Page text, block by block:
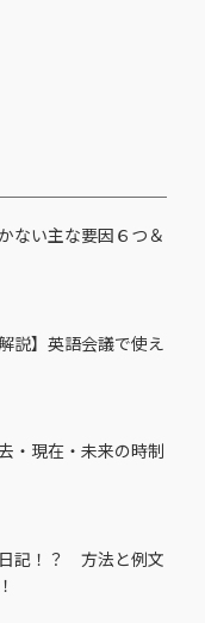
ない主な要因６つ＆
説】英語会議で使え
・現在・未来の時制
記！？ 方法と例文